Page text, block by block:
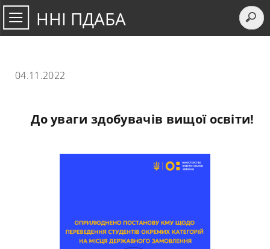
ННІ ПДАБА
04.11.2022
До уваги здобувачів вищої освіти!